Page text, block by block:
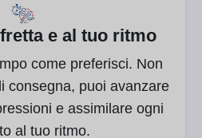
e al tuo ritmo
come preferisci. Non
consegna, puoi avanzare
e assimilare ogni
al tuo ritmo.